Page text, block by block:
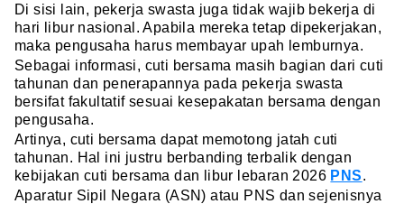
Di sisi lain, pekerja swasta juga tidak wajib bekerja di
hari libur nasional. Apabila mereka tetap dipekerjakan,
maka pengusaha harus membayar upah lemburnya.
Sebagai informasi, cuti bersama masih bagian dari cuti
tahunan dan penerapannya pada pekerja swasta
bersifat fakultatif sesuai kesepakatan bersama dengan
pengusaha.
Artinya, cuti bersama dapat memotong jatah cuti
tahunan. Hal ini justru berbanding terbalik dengan
kebijakan cuti bersama dan libur lebaran 2026 PNS.
Aparatur Sipil Negara (ASN) atau PNS dan sejenisnya